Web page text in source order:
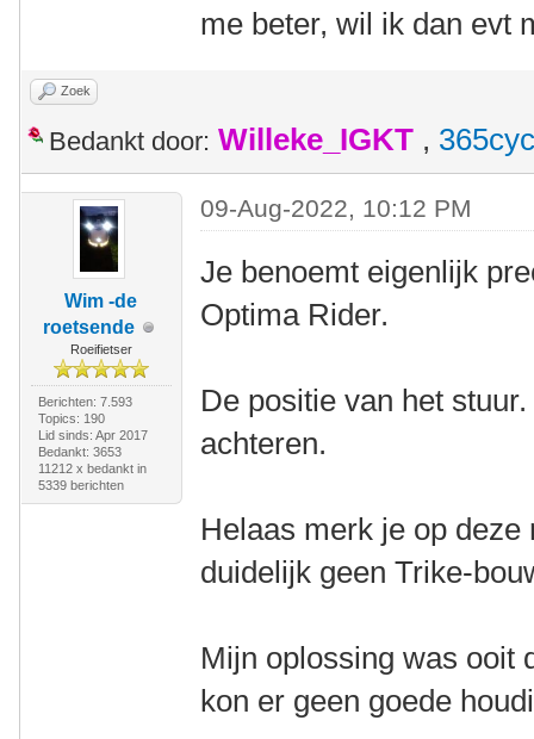
me beter, wil ik dan evt
Zoek
Bedankt door: Willeke_IGKT ,
Wim -de
roetsende
Roeifietser
Berichten: 7.593
Topics: 190
Lid sinds: Apr 2017
Bedankt: 3653
11212 x bedankt in
5339 berichten
09-Aug-2022, 10:12 PM
Je benoemt eigenlijk
Optima Rider.
De positie van het
achteren.
Helaas merk je op
duidelijk geen Trike-
Mijn oplossing was ooit
kon er geen goede